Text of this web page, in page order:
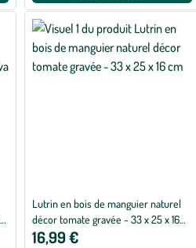
Lutrin en bois de manguier naturel
décor tomate gravée - 33 x 25 x 16
cm
16,99 €